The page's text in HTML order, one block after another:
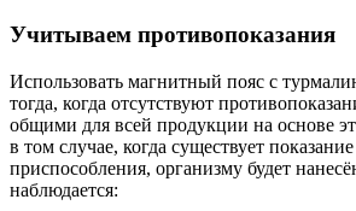
Учитываем противопоказания
Использовать магнитный пояс с
тогда, когда отсутствуют
общими для всей продукции на основе
в том случае, когда существует
приспособления, организму будет
наблюдается: